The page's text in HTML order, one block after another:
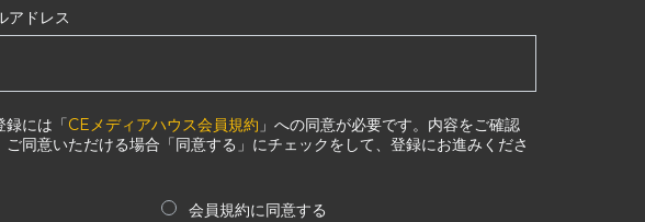
アドレス
録には「CEメディアハウス会員規約 」への同意が必要です。内容をご確認
ご同意いただける場合「同意する」にチェックをして、登録にお進みくださ
会員規約に同意する